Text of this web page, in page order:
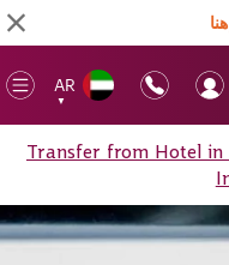
AR
▼
Transfer from Hotel